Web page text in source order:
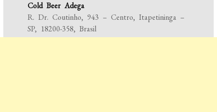
Cold Beer Adega
R. Dr. Coutinho, 943 – Centro, Itapetininga –
SP, 18200-358, Brasil